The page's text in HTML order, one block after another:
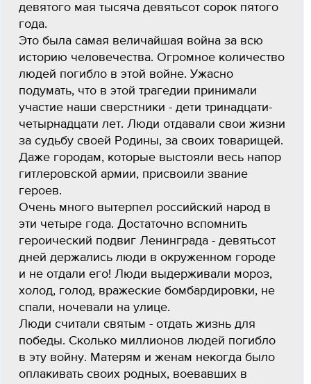
девятого мая тысяча девятьсот сорок пятого
года.
Это была самая величайшая война за всю
историю человечества. Огромное количество
людей погибло в этой войне. Ужасно
подумать, что в этой трагедии принимали
участие наши сверстники - дети тринадцати-
четырнадцати лет. Люди отдавали свои жизни
за судьбу своей Родины, за своих товарищей.
Даже городам, которые выстояли весь напор
гитлеровской армии, присвоили звание
героев.
Очень много вытерпел российский народ в
эти четыре года. Достаточно вспомнить
героический подвиг Ленинграда - девятьсот
дней держались люди в окруженном городе
и не отдали его! Люди выдерживали мороз,
холод, голод, вражеские бомбардировки, не
спали, ночевали на улице.
Люди считали святым - отдать жизнь для
победы. Сколько миллионов людей погибло
в эту войну. Матерям и женам некогда было
оплакивать своих родных, воевавших в